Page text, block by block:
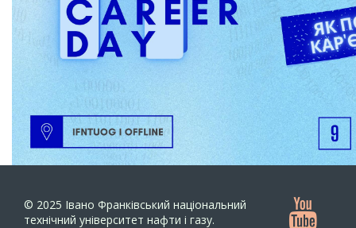
© 2025 Івано Франківський національний
технічний університет нафти і газу.